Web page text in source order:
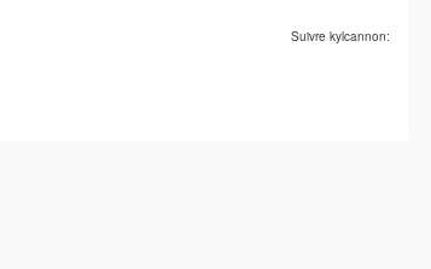
Suivre kylcannon: